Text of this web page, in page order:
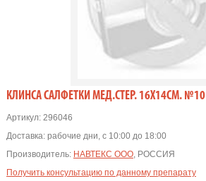
КЛИНСА САЛФЕТКИ МЕД.СТЕР. 16Х14СМ. №10
Артикул:296046
Доставка: рабочие дни, с 10:00 до 18:00
Производитель: НАВТЕКС ООО, РОССИЯ
Получить консультацию по данному препарату